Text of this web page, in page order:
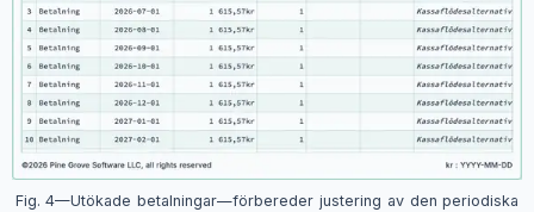
Fig. 4—Utökade betalningar—förbereder justering av den periodiska